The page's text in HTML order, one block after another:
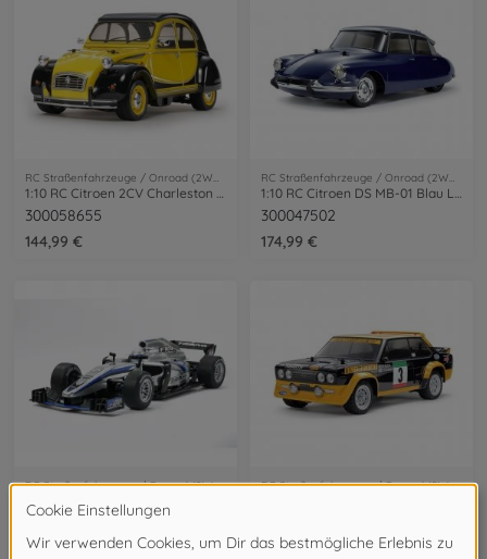
RC Straßenfahrzeuge / Onroad (2WD/4WD)
1:10 RC Citroen 2CV Charleston M-05
300058655
144,99 €
RC Straßenfahrzeuge / Onroad (2WD/4WD)
1:10 RC Citroen DS MB-01 Blau Lack.
300047502
174,99 €
RC Straßenfahrzeuge / Onroad (2WD/4WD)
1:10 RC F104 PRO II Chassis Kit
254,99 €
RC Straßenfahrzeuge / Onroad (2WD/4WD)
184,99 €